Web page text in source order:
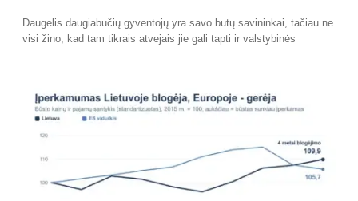
Daugelis daugiabučių gyventojų yra savo butų savininkai, tačiau ne
visi žino, kad tam tikrais atvejais jie gali tapti ir valstybinės